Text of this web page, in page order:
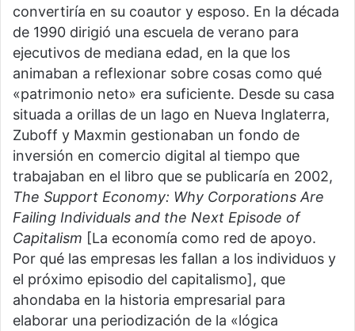
convertiría en su coautor y esposo. En la década
de 1990 dirigió una escuela de verano para
ejecutivos de mediana edad, en la que los
animaban a reflexionar sobre cosas como qué
«patrimonio neto» era suficiente. Desde su casa
situada a orillas de un lago en Nueva Inglaterra,
Zuboff y Maxmin gestionaban un fondo de
inversión en comercio digital al tiempo que
trabajaban en el libro que se publicaría en 2002,
The Support Economy: Why Corporations Are
Failing Individuals and the Next Episode of
Capitalism [La economía como red de apoyo.
Por qué las empresas les fallan a los individuos y
el próximo episodio del capitalismo], que
ahondaba en la historia empresarial para
elaborar una periodización de la «lógica